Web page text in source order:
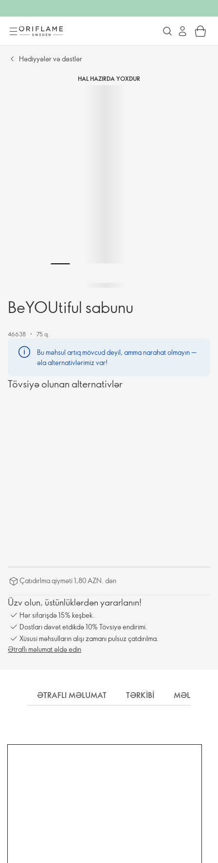
Hədiyyələr və dəstlər
HAL HAZIRDA YOXDUR
BeYOUtiful sabunu
46638 75 q.
Bu məhsul artıq mövcud deyil, amma narahat olmayın —
əla alternativlərimiz var!
Tövsiyə olunan alternativlər
Çatıdırlma qiyməti 1,80 AZN. dən
Üzv olun, üstünlüklərdən yararlanın!
Hər sifarişdə 15% keşbek.
Dostları dəvət etdikdə 10% Tövsiyə endirimi.
Xüsusi məhsulların alışı zamanı pulsuz çatdırılma.
Ətraflı məlumat əldə edin
ƏTRAFLI MƏLUMAT TƏRKIBI MƏLUMAT